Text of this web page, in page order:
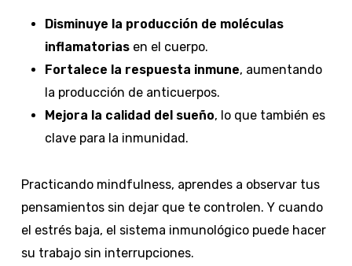
Disminuye la producción de moléculas
inflamatoriasen el cuerpo.
Fortalece la respuesta inmune, aumentando
la producción de anticuerpos.
Mejora la calidad del sueño, lo que también es
clave para la inmunidad.
Practicando mindfulness, aprendes a observar tus
pensamientos sin dejar que te controlen. Y cuando
el estrés baja, el sistema inmunológico puede hacer
su trabajo sin interrupciones.